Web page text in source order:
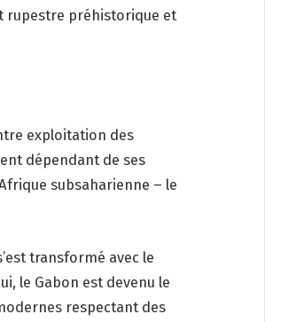
rupestre préhistorique et
exploitation des
dépendant de ses
subsaharienne – le
transformé avec le
le Gabon est devenu le
respectant des